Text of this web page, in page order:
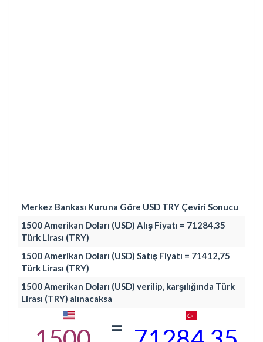
Merkez Bankası Kuruna Göre USD TRY Çeviri Sonucu
1500 Amerikan Doları (USD) Alış Fiyatı = 71284,35
Türk Lirası (TRY)
1500 Amerikan Doları (USD) Satış Fiyatı = 71412,75
Türk Lirası (TRY)
1500 Amerikan Doları (USD) verilip, karşılığında Türk
Lirası (TRY) alınacaksa
=